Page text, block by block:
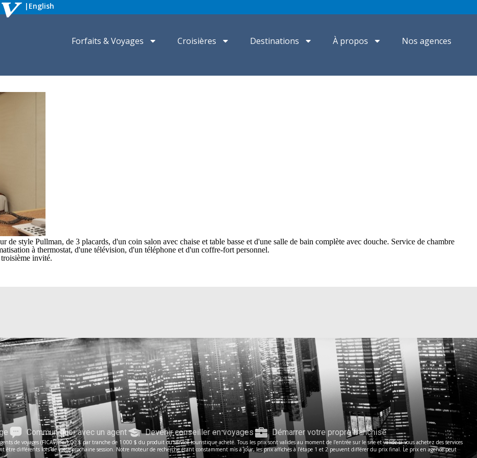
| English
Forfaits & Voyages Croisières Destinations À propos Nos agences
style Pullman, de 3 placards, d'un coin salon avec chaise et table basse et d'une salle de bain complète avec douche. Service de chambre
à thermostat, d'une télévision, d'un téléphone et d'un coffre-fort personnel.
invité.
Communiquer avec un agent Devenir conseiller en voyages Démarrer votre propre franchise
de voyages (FICAV) de 1,00 $ par tranche de 1 000 $ du produit ou service touristique acheté. Tous les prix sont valides au moment de l’entrée sur le site et valide si vous achetez des services
être différents lors de votre prochaine session. Notre moteur de recherche étant constamment mis à jour, les prix affichés à l’étape 1 et 2 peuvent différer du prix final. Le prix en agence peut